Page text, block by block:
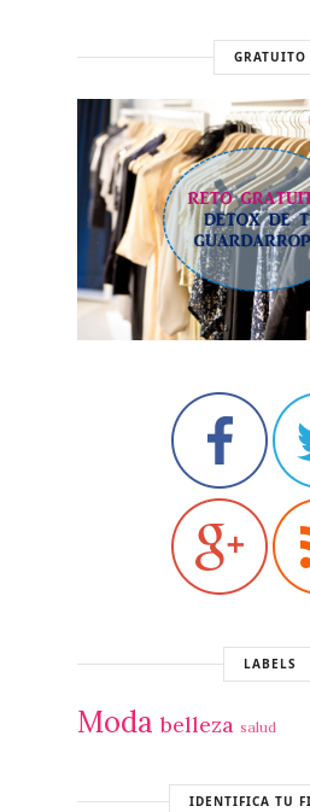
GRATUITO
LABELS
Moda belleza salud
IDENTIFICA TU